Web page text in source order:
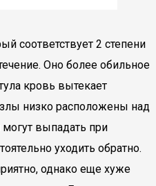
соответствует 2 степени
Оно более обильное
кровь вытекает
низко расположены над
выпадать при
уходить обратно.
однако еще хуже